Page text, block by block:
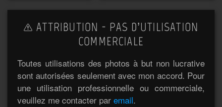
ATTRIBUTION - PAS D’UTILISATION
COMMERCIALE
Toutes utilisations des photos à but non lucrative
sont autorisées seulement avec mon accord. Pour
une utilisation professionnelle ou commerciale,
veuillez me contacter par email.